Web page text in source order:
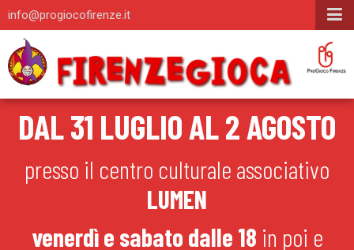
info@progiocofirenze.it
DAL 31 LUGLIO AL 2 AGOSTO
presso il centro culturale associativo
LUMEN
venerdì e sabato dalle 18 in poi e